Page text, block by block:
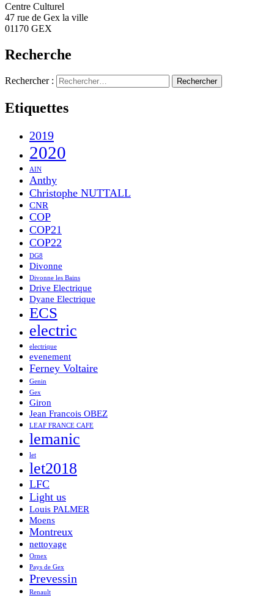
Centre Culturel
47 rue de Gex la ville
01170 GEX
Recherche
Rechercher :
Etiquettes
2019
2020
AIN
Anthy
Christophe NUTTALL
CNR
COP
COP21
COP22
DG8
Divonne
Divonne les Bains
Drive Electrique
Dyane Electrique
ECS
electric
electrique
evenement
Ferney Voltaire
Genin
Gex
Giron
Jean Francois OBEZ
LEAF FRANCE CAFE
lemanic
let
let2018
LFC
Light us
Louis PALMER
Moens
Montreux
nettoyage
Ornex
Pays de Gex
Prevessin
Renault